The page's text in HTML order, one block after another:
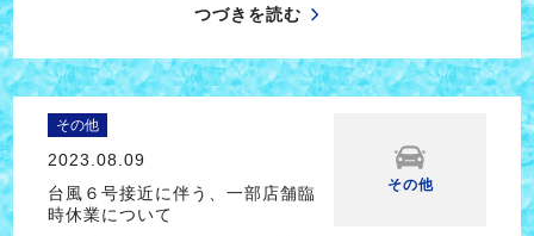
つづきを読む
その他
2023.08.09
台風６号接近に伴う、一部店舗臨
時休業について
その他